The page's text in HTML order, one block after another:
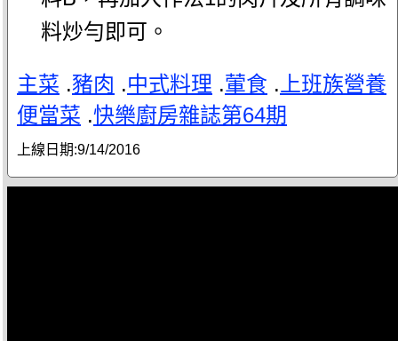
料炒勻即可。
主菜 .豬肉 .中式料理 .葷食 . 上班族營養
便當菜 .快樂廚房雜誌第64期
上線日期:9/14/2016